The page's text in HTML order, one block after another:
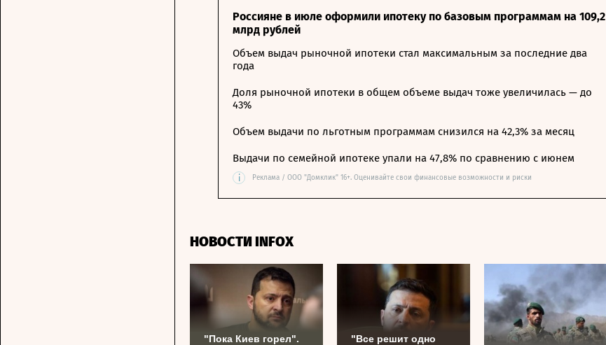
Россияне в июле оформили ипотеку по базовым программам на 109,2
млрд рублей
Объем выдач рыночной ипотеки стал максимальным за последние два
года
Доля рыночной ипотеки в общем объеме выдач тоже увеличилась — до
43%
Объем выдачи по льготным программам снизился на 42,3% за месяц
Выдачи по семейной ипотеке упали на 47,8% по сравнению с июнем
i Реклама / ООО "Домклик" 16+. Оценивайте свои финансовые возможности и риски
НОВОСТИ INFOX
"Пока Киев горел".
"Все решит одно